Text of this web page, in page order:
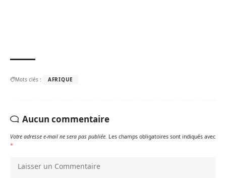
Mots clés : AFRIQUE
Aucun commentaire
Votre adresse e-mail ne sera pas publiée. Les champs obligatoires sont indiqués avec
*